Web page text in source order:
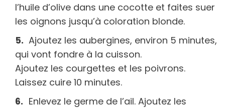
l’huile d’olive dans une cocotte et faites suer
les oignons jusqu’à coloration blonde.
Ajoutez les aubergines, environ 5 minutes,
qui vont fondre à la cuisson.
Ajoutez les courgettes et les poivrons.
Laissez cuire 10 minutes.
Enlevez le germe de l’ail. Ajoutez les